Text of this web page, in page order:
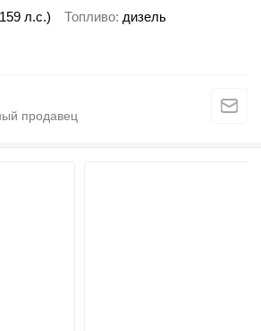
л.с.) Топливо дизель